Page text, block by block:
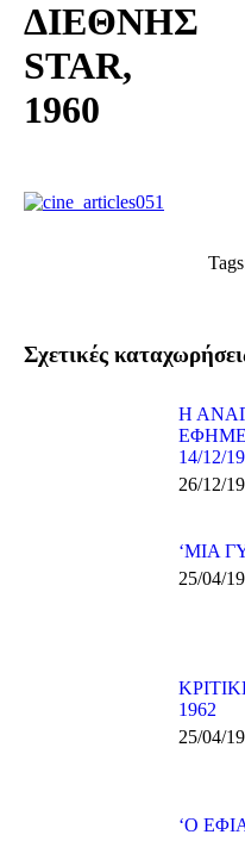
ΔΙΕΘΝΗΣ
STAR,
1960
Σχετικές
Η
14/12/
26/12/
‘ΜΙΑ
25/04/
1962
25/04/
‘Ο